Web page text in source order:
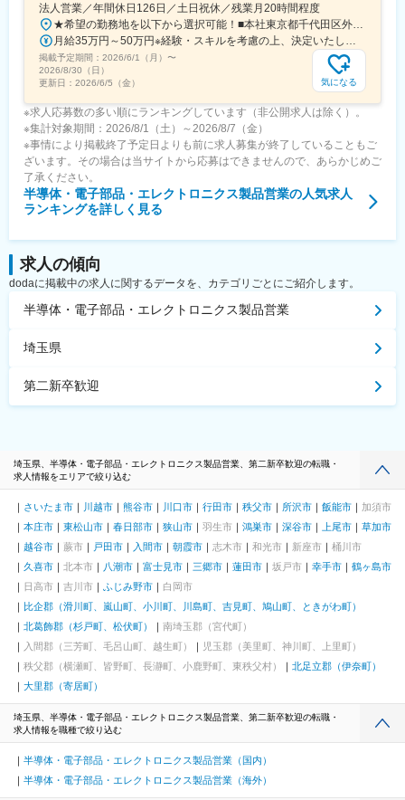
法人営業／年間休日126日／土日祝休／残業月20時間程度
掲載予定期間： 2026/6/1（月） 〜
2026/8/30（日）
更新日： 2026/6/5（金） 気になる
※求人応募数の多い順にランキングしています（非公開求人は除く）。
※集計対象期間：2026/8/1（土）～2026/8/7（金）
※事情により掲載終了予定日よりも前に求人募集が終了していることもご
ざいます。その場合は当サイトから応募はできませんので、あらかじめご
了承ください。
半導体・電子部品・エレクトロニクス製品営業の人気求人
ランキングを詳しく見る
求人の傾向
dodaに掲載中の求人に関するデータを、カテゴリごとにご紹介します。
半導体・電子部品・エレクトロニクス製品営業
埼玉県
第二新卒歓迎
埼玉県、半導体・電子部品・エレクトロニクス製品営業、第二新卒歓迎の転職・
求人情報をエリアで絞り込む
さいたま市 川越市 熊谷市 川口市 行田市 秩父市 所沢市 飯能市
加須市
本庄市
東松山市 春日部市 狭山市 羽生市 鴻巣市 深谷市 上尾市
草加市
越谷市
蕨市 戸田市 入間市 朝霞市 志木市 和光市 新座市
桶川市
久喜市
北本市 八潮市 富士見市 三郷市 蓮田市 坂戸市 幸手市
鶴ヶ島市
日高市
吉川市 ふじみ野市
白岡市
比企郡（滑川町、嵐山町、小川町、川島町、吉見町、鳩山町、ときがわ町）
北葛飾郡（杉戸町、松伏町）
南埼玉郡（宮代町）
入間郡（三芳町、毛呂山町、越生町）
児玉郡（美里町、神川町、上里町）
秩父郡（横瀬町、皆野町、長瀞町、小鹿野町、東秩父村）
北足立郡（伊奈町）
大里郡（寄居町）
埼玉県、半導体・電子部品・エレクトロニクス製品営業、第二新卒歓迎の転職・
求人情報を職種で絞り込む
半導体・電子部品・エレクトロニクス製品営業（国内）
半導体・電子部品・エレクトロニクス製品営業（海外）